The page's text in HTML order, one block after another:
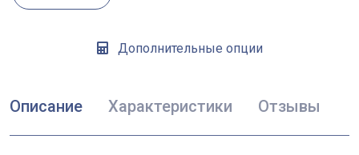
Дополнительные опции
Описание Характеристики Отзывы